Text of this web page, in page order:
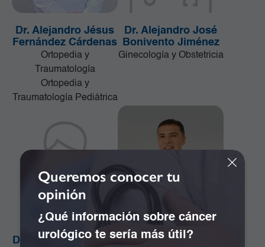
Dr. Alejandro Jésus
Fernández Cárdenas
Ortopedia y
Traumatología
Ortopedia y
Traumatología Pediátrica
Dr. Alejandro José
Bonivento Jiménez
Ginecología y Obstetricia
Dr. Alejandro OrozcoDr. Alejandro Ramos
Queremos conocer tu
opinión
¿Qué información sobre cáncer
urológico te sería más útil?